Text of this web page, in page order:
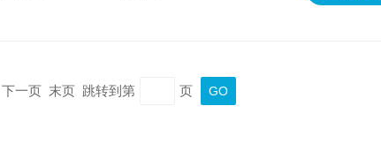
一页 末页 跳转到第 页